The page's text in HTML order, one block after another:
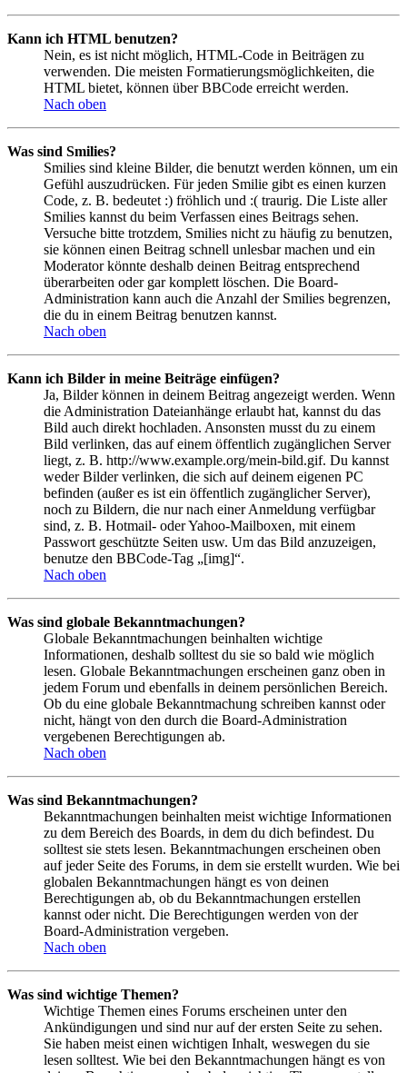
Kann ich HTML benutzen?
Nein, es ist nicht möglich, HTML-Code in Beiträgen zu
verwenden. Die meisten Formatierungsmöglichkeiten, die
HTML bietet, können über BBCode erreicht werden.
Nach oben
Was sind Smilies?
Smilies sind kleine Bilder, die benutzt werden können, um ein
Gefühl auszudrücken. Für jeden Smilie gibt es einen kurzen
Code, z. B. bedeutet :) fröhlich und :( traurig. Die Liste aller
Smilies kannst du beim Verfassen eines Beitrags sehen.
Versuche bitte trotzdem, Smilies nicht zu häufig zu benutzen,
sie können einen Beitrag schnell unlesbar machen und ein
Moderator könnte deshalb deinen Beitrag entsprechend
überarbeiten oder gar komplett löschen. Die Board-
Administration kann auch die Anzahl der Smilies begrenzen,
die du in einem Beitrag benutzen kannst.
Nach oben
Kann ich Bilder in meine Beiträge einfügen?
Ja, Bilder können in deinem Beitrag angezeigt werden. Wenn
die Administration Dateianhänge erlaubt hat, kannst du das
Bild auch direkt hochladen. Ansonsten musst du zu einem
Bild verlinken, das auf einem öffentlich zugänglichen Server
liegt, z. B. http://www.example.org/mein-bild.gif. Du kannst
weder Bilder verlinken, die sich auf deinem eigenen PC
befinden (außer es ist ein öffentlich zugänglicher Server),
noch zu Bildern, die nur nach einer Anmeldung verfügbar
sind, z. B. Hotmail- oder Yahoo-Mailboxen, mit einem
Passwort geschützte Seiten usw. Um das Bild anzuzeigen,
benutze den BBCode-Tag „[img]“.
Nach oben
Was sind globale Bekanntmachungen?
Globale Bekanntmachungen beinhalten wichtige
Informationen, deshalb solltest du sie so bald wie möglich
lesen. Globale Bekanntmachungen erscheinen ganz oben in
jedem Forum und ebenfalls in deinem persönlichen Bereich.
Ob du eine globale Bekanntmachung schreiben kannst oder
nicht, hängt von den durch die Board-Administration
vergebenen Berechtigungen ab.
Nach oben
Was sind Bekanntmachungen?
Bekanntmachungen beinhalten meist wichtige Informationen
zu dem Bereich des Boards, in dem du dich befindest. Du
solltest sie stets lesen. Bekanntmachungen erscheinen oben
auf jeder Seite des Forums, in dem sie erstellt wurden. Wie bei
globalen Bekanntmachungen hängt es von deinen
Berechtigungen ab, ob du Bekanntmachungen erstellen
kannst oder nicht. Die Berechtigungen werden von der
Board-Administration vergeben.
Nach oben
Was sind wichtige Themen?
Wichtige Themen eines Forums erscheinen unter den
Ankündigungen und sind nur auf der ersten Seite zu sehen.
Sie haben meist einen wichtigen Inhalt, weswegen du sie
lesen solltest. Wie bei den Bekanntmachungen hängt es von